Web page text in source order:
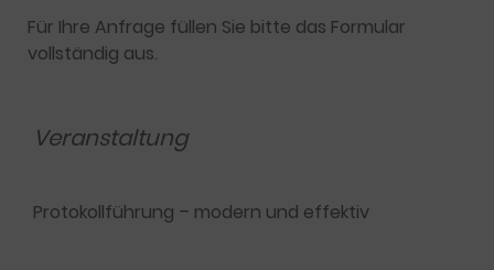
Für Ihre Anfrage füllen Sie bitte das Formular
vollständig aus.
Veranstaltung
Protokollführung – modern und effektiv